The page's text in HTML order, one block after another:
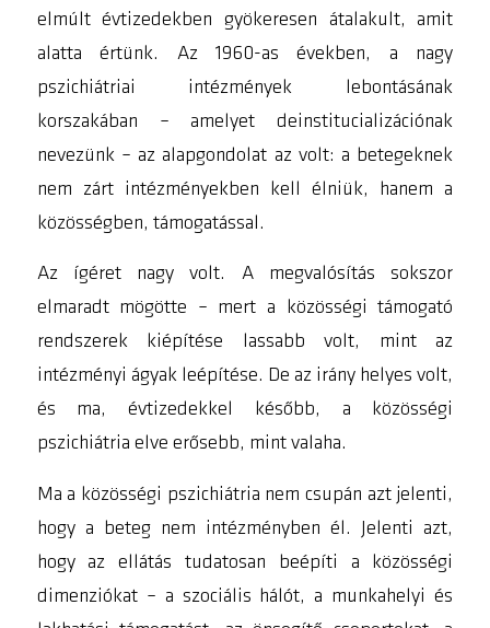
elmúlt évtizedekben gyökeresen átalakult, amit
alatta értünk. Az 1960-as években, a nagy
pszichiátriai intézmények lebontásának
korszakában – amelyet deinstitucializációnak
nevezünk – az alapgondolat az volt: a betegeknek
nem zárt intézményekben kell élniük, hanem a
közösségben, támogatással.
Az ígéret nagy volt. A megvalósítás sokszor
elmaradt mögötte – mert a közösségi támogató
rendszerek kiépítése lassabb volt, mint az
intézményi ágyak leépítése. De az irány helyes volt,
és ma, évtizedekkel később, a közösségi
pszichiátria elve erősebb, mint valaha.
Ma a közösségi pszichiátria nem csupán azt jelenti,
hogy a beteg nem intézményben él. Jelenti azt,
hogy az ellátás tudatosan beépíti a közösségi
dimenziókat – a szociális hálót, a munkahelyi és